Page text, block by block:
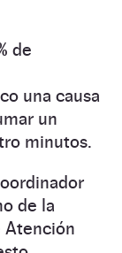
de
una causa
un
minutos.
de la
Atención